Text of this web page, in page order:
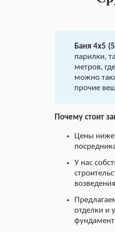
Баня 4х5
парилки,
метров,
можно
прочие
Почему стоит
Цены
У нас
отделки и